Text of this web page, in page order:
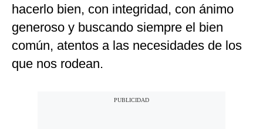
hacerlo bien, con integridad, con ánimo
generoso y buscando siempre el bien
común, atentos a las necesidades de los
que nos rodean.